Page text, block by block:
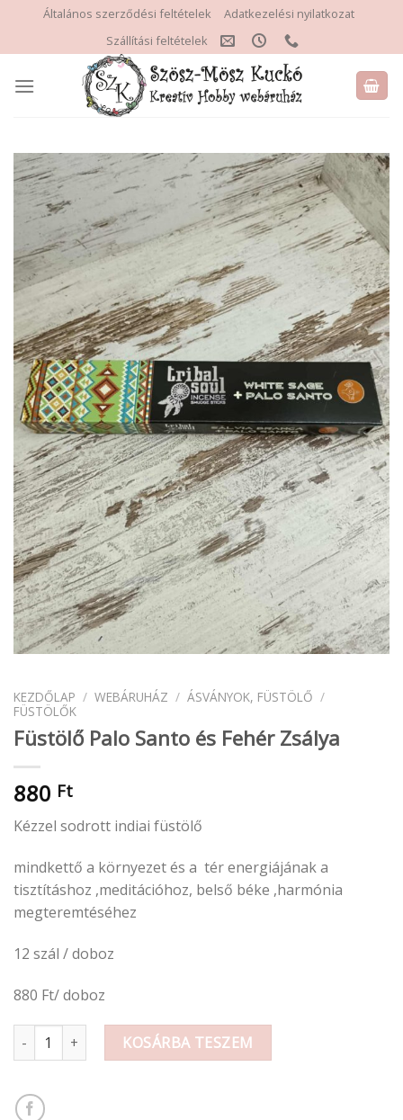
content
Általános szerződési feltételek
Adatkezelési nyilatkozat
Szállítási feltételek
KEZDŐLAP / WEBÁRUHÁZ / ÁSVÁNYOK, FÜSTÖLŐ /
FÜSTÖLŐK
Füstölő Palo Santo és Fehér Zsálya
880 Ft
Kézzel sodrott indiai füstölő
mindkettő a környezet és a tér energiájának a
tisztításhoz ,meditációhoz, belső béke ,harmónia
megteremtéséhez
12 szál / doboz
880 Ft/ doboz
Füstölő Palo Santo és Fehér Zsálya mennyiség
KOSÁRBA TESZEM